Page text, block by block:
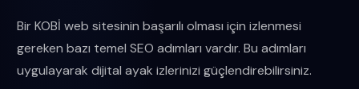
Bir KOBİ web sitesinin başarılı olması için izlenmesi
gereken bazı temel SEO adımları vardır. Bu adımları
uygulayarak dijital ayak izlerinizi güçlendirebilirsiniz.